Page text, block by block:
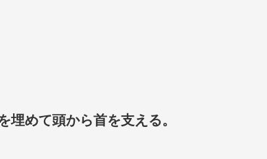
埋めて頭から首を支える。